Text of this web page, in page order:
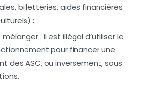
billetteries, aides financières,
;
: il est illégal d’utiliser le
pour financer une
des ASC, ou inversement, sous